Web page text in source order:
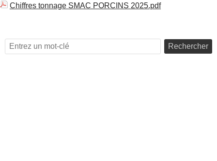
Chiffres tonnage SMAC PORCINS 2025.pdf
Rechercher